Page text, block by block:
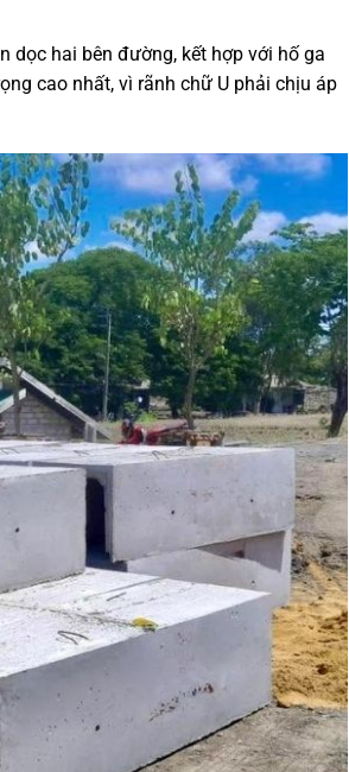
dọc hai bên đường, kết hợp với hố ga
cao nhất, vì rãnh chữ U phải chịu áp